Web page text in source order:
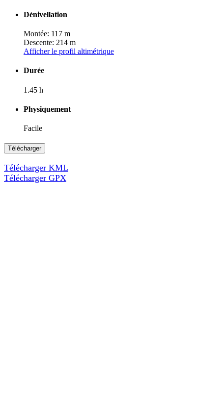
Dénivellation
Montée: 117 m
Descente: 214 m
Afficher le profil altimétrique
Durée
1.45 h
Physiquement
Facile
Télécharger
Télécharger KML
Télécharger GPX